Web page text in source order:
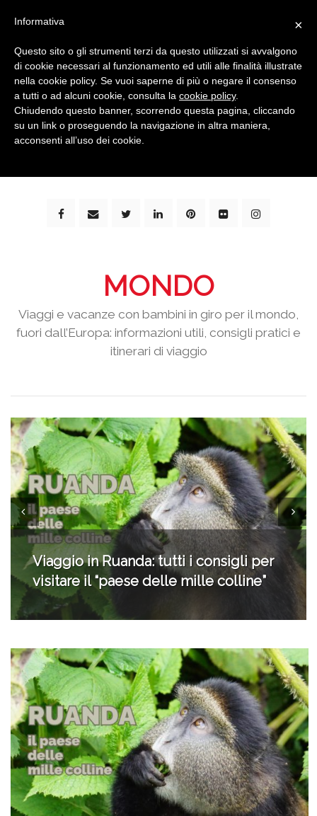
bimbi e viaggi - family travel blog: community #1 in
MONDO
Viaggi e vacanze con bambini in giro per il mondo,
fuori dall’Europa: informazioni utili, consigli pratici e
itinerari di viaggio
Palestina: cosa possiamo fare?
Vademecum per non sentirci inutili
×
Informativa
Questo sito o gli strumenti terzi da questo utilizzati si avvalgono
di cookie necessari al funzionamento ed utili alle finalità illustrate
nella cookie policy. Se vuoi saperne di più o negare il consenso
a tutti o ad alcuni cookie, consulta la cookie policy.
Chiudendo questo banner, scorrendo questa pagina, cliccando
su un link o proseguendo la navigazione in altra maniera,
acconsenti all’uso dei cookie.